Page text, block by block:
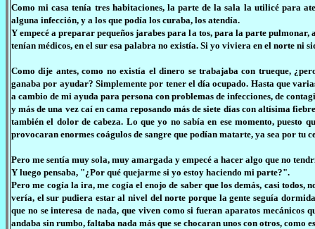
Como mi casa tenía tres habitaciones, la parte de la sala la utilicé para
alguna infección, y a los que podía los curaba, los atendía.
Y empecé a preparar pequeños jarabes para la tos, para la parte
tenían médicos, en el sur esa palabra no existía. Si yo viviera en el norte
Como dije antes, como no existía el dinero se trabajaba con trueque,
ganaba por ayudar? Simplemente por tener el día ocupado. Hasta que
a cambio de mi ayuda para persona con problemas de infecciones, de
y más de una vez caí en cama reposando más de siete días con altísima
también el dolor de cabeza. Lo que yo no sabía en ese momento, puesto
provocaran enormes coágulos de sangre que podían matarte, ya sea por tu
Pero me sentía muy sola, muy amargada y empecé a hacer algo que no
Y luego pensaba, "¿Por qué quejarme si yo estoy haciendo mi parte?".
Pero me cogía la ira, me cogía el enojo de saber que los demás, casi
vería, el sur pudiera estar al nivel del norte porque la gente seguía
que no se interesa de nada, que viven como si fueran aparatos mecánicos
andaba sin rumbo, faltaba nada más que se chocaran unos con otros, como